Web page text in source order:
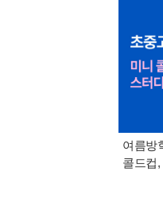
여름방
콜드컵